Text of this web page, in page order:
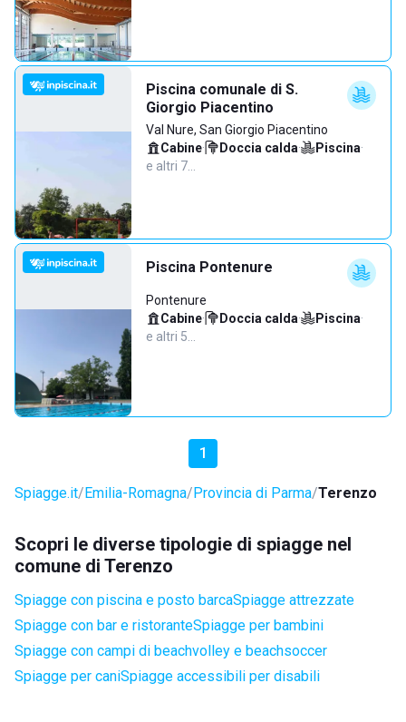
Piscina comunale di S.
Giorgio Piacentino
Val Nure, San Giorgio Piacentino
Cabine· Doccia calda· Piscina·
e altri 7…
Piscina Pontenure
Pontenure
Cabine· Doccia calda· Piscina·
e altri 5…
1
Spiagge.it Emilia-Romagna Provincia di Parma Terenzo
Scopri le diverse tipologie di spiagge nel
comune di Terenzo
Spiagge con piscina e posto barcaSpiagge attrezzate
Spiagge con bar e ristoranteSpiagge per bambini
Spiagge con campi di beachvolley e beachsoccer
Spiagge per caniSpiagge accessibili per disabili